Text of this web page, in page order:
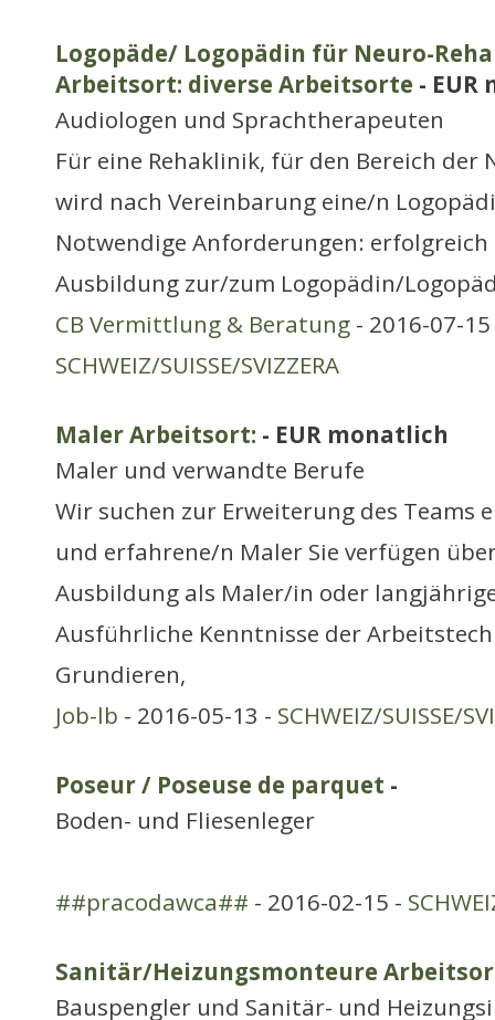
Logopäde/ Logopädin für Neuro-
Arbeitsort: diverse Arbeitsorte -
Audiologen und Sprachtherapeuten
Für eine Rehaklinik, für den Bereich der
wird nach Vereinbarung eine/n
Notwendige Anforderungen: erfolgreich
Ausbildung zur/zum Logopädin/
CB Vermittlung & Beratung - 2016-07-
SCHWEIZ/SUISSE/SVIZZERA
Maler Arbeitsort: - EUR monatlich
Maler und verwandte Berufe
Wir suchen zur Erweiterung des Teams
und erfahrene/n Maler Sie verfügen
Ausbildung als Maler/in oder
Ausführliche Kenntnisse der
Grundieren,
Job-lb - 2016-05-13 - SCHWEIZ/SUISSE/
Poseur / Poseuse de parquet -
Boden- und Fliesenleger
##pracodawca## - 2016-02-15 -
Sanitär/Heizungsmonteure
Bauspengler und Sanitär- und